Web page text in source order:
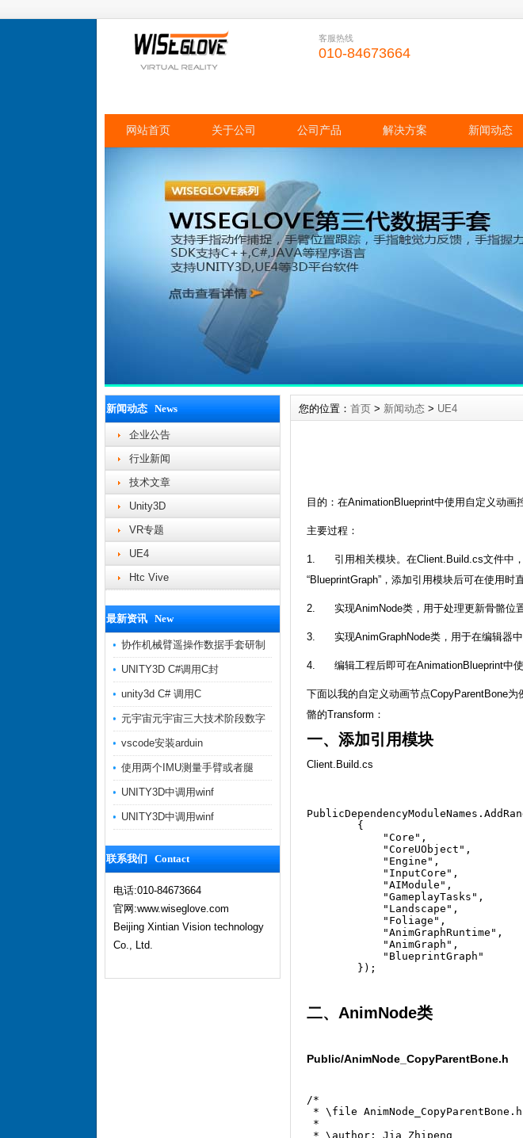
客服热线
010-84673664
网站首页 关于公司 公司产品 解决方案 新闻动态
新闻动态 News
企业公告
行业新闻
技术文章
Unity3D
VR专题
UE4
Htc Vive
最新资讯 New
协作机械臂遥操作数据手套研制
UNITY3D C#调用C封
unity3d C# 调用C
元宇宙元宇宙三大技术阶段数字
vscode安装arduin
使用两个IMU测量手臂或者腿
UNITY3D中调用winf
UNITY3D中调用winf
联系我们 Contact
电话:010-84673664
官网:www.wiseglove.com
Beijing Xintian Vision technology
Co., Ltd.
您的位置： 首页 > 新闻动态 > UE4
目的：在AnimationBlueprint中使用自定义动画
主要过程：
1. 引用相关模块。在Client.Build.cs文件中，
“BlueprintGraph”，添加引用模块后可在使用时
2. 实现AnimNode类，用于处理更新骨骼位置
3. 实现AnimGraphNode类，用于在编辑器中
4. 编辑工程后即可在AnimationBlueprint中
下面以我的自定义动画节点CopyParentBone
骼的Transform：
一、添加引用模块
Client.Build.cs
        {
            "Core",
            "CoreUObject",
            "Engine",
            "InputCore",
            "AIModule",
            "GameplayTasks",
            "Landscape",
            "Foliage",
            "AnimGraphRuntime",
            "AnimGraph",
            "BlueprintGraph"
        });
二、AnimNode类
Public/AnimNode_CopyParentBone.h
/*
* \file AnimNode_CopyParentBone.h
*
* \author: Jia Zhipeng